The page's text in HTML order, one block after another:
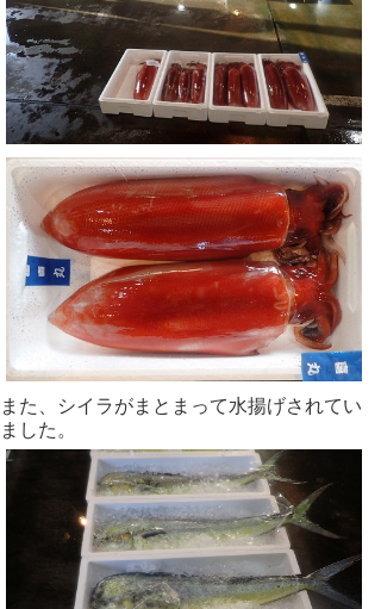
また、シイラがまとまって水揚げされてい
ました。